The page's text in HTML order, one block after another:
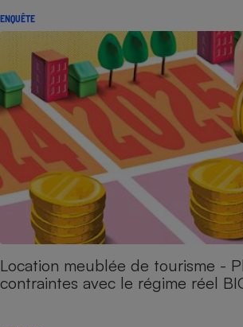
ENQUÊTE
Location meublée de tourisme -
contraintes avec le régime réel